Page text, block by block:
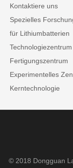
Kontaktiere uns
Spezielles
für Lithiumbatterien
Technologiezentrum
Fertigungszentrum
Experimentelles
Kerntechnologie
© 2018 Dongguan